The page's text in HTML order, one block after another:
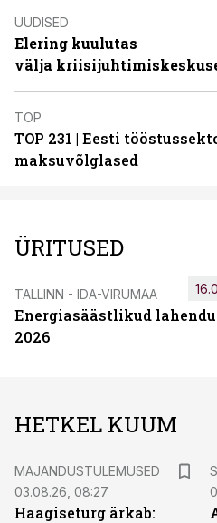
UUDISED
Elering kuulutas
välja
TOP
TOP 231 | Eesti
maksuvõlglased
ÜRITUSED
TALLINN - IDA-VIRUMAA
Energiasäästlikud
2026
HETKEL KUUM
MAJANDUSTULEMUSED
03.08.26, 08:27
Haagiseturg ärkab: